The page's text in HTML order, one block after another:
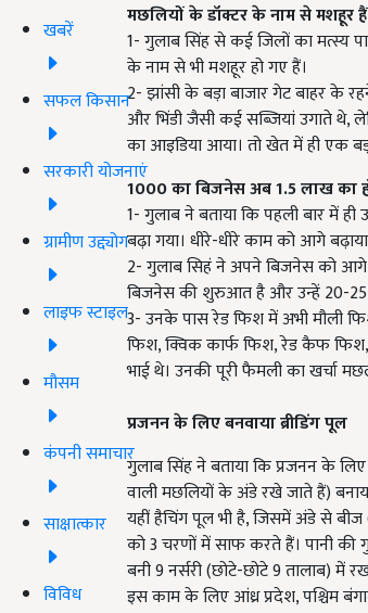
खबरें
सफल किसान
सरकारी योजनाएं
ग्रामीण उद्द्योग
लाइफ स्टाइल
मौसम
कंपनी समाचार
साक्षात्कार
विविध
मछलियों के डॉक्टर के नाम से मशहूर
1- गुलाब सिंह से कई जिलों का मत्स्य
के नाम से भी मशहूर हो गए हैं।
2- झांसी के बड़ा बाजार गेट बाहर के
और भिंडी जैसी कई सब्जियां उगाते थे,
का आइडिया आया। तो खेत में ही एक
1000का बिजनेस अब 1.5लाख का
1- गुलाब ने बताया कि पहली बार में
बढ़ा गया। धीरे-धीरे काम को आगे
2- गुलाब सिहं ने अपने बिजनेस को आगे
बिजनेस की शुरुआत है और उन्हें 20-25
3- उनके पास रेड फिश में अभी मौली
फिश, क्विक कार्फ फिश, रेड कैफ
भाई थे। उनकी पूरी फैमली का खर्चा
प्रजनन के लिए बनवाया ब्रीडिंग पूल
गुलाब सिंह ने बताया कि प्रजनन के
वाली मछलियों के अंडे रखे जाते हैं)
यहीं हैचिंग पूल भी है, जिसमें अंडे से
को 3 चरणों में साफ करते हैं। पानी की
बनी 9 नर्सरी (छोटे-छोटे 9 तालाब) में
इस काम के लिए आंध्र प्रदेश, पश्चिम